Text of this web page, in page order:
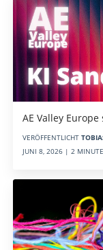
AE Valley
VERÖFFENTLICHT
JUNI 8, 2026 | 2